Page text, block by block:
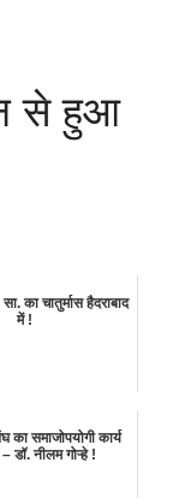
से हुआ
का चातुर्मास हैदराबाद
में !
का समाजोपयोगी कार्य
डॉ. नीलम गोऱ्हे !